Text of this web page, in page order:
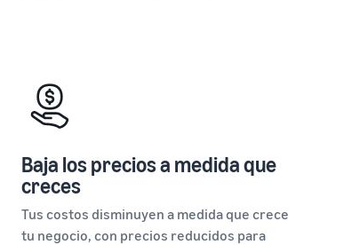
Baja los precios a medida que
creces
Tus costos disminuyen a medida que crece
tu negocio, con precios reducidos para